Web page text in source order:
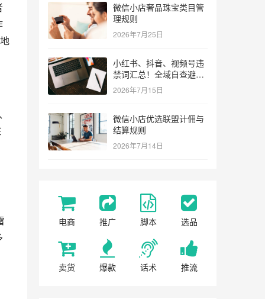
微信小店奢品珠宝类目管
理规则
2026年7月25日
小红书、抖音、视频号违
禁词汇总！全域自查避坑
指南
2026年7月15日
微信小店优选联盟计佣与
结算规则
2026年7月14日
电商 推广 脚本 选品
卖货 爆款 话术 推流